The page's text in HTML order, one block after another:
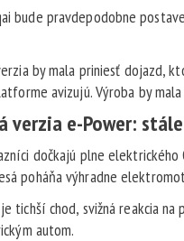
bude pravdepodobne
by mala priniesť dojazd,
avizujú. Výroba by
verzia e-Power:
dočkajú plne
poháňa výhradne
tichší chod, svižná reakcia
autom.